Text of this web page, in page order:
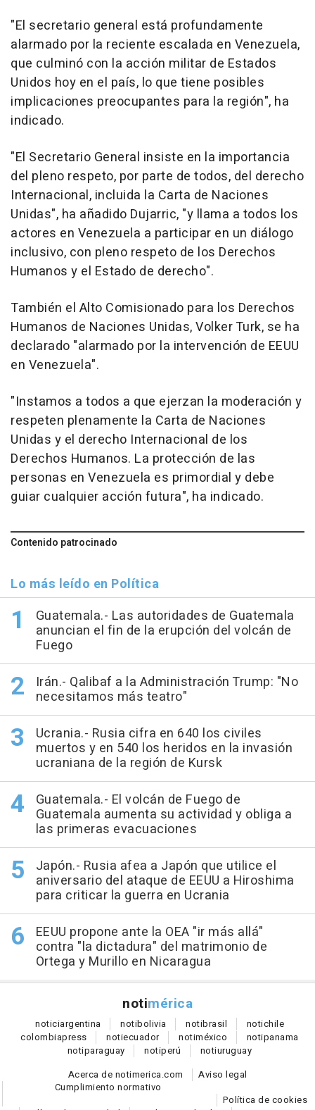
"El secretario general está profundamente
alarmado por la reciente escalada en Venezuela,
que culminó con la acción militar de Estados
Unidos hoy en el país, lo que tiene posibles
implicaciones preocupantes para la región", ha
indicado.
"El Secretario General insiste en la importancia
del pleno respeto, por parte de todos, del derecho
Internacional, incluida la Carta de Naciones
Unidas", ha añadido Dujarric, "y llama a todos los
actores en Venezuela a participar en un diálogo
inclusivo, con pleno respeto de los Derechos
Humanos y el Estado de derecho".
También el Alto Comisionado para los Derechos
Humanos de Naciones Unidas, Volker Turk, se ha
declarado "alarmado por la intervención de EEUU
en Venezuela".
"Instamos a todos a que ejerzan la moderación y
respeten plenamente la Carta de Naciones
Unidas y el derecho Internacional de los
Derechos Humanos. La protección de las
personas en Venezuela es primordial y debe
guiar cualquier acción futura", ha indicado.
Contenido patrocinado
Lo más leído en Política
Guatemala.- Las autoridades de Guatemala
anuncian el fin de la erupción del volcán de
Fuego
Irán.- Qalibaf a la Administración Trump: "No
necesitamos más teatro"
Ucrania.- Rusia cifra en 640 los civiles
muertos y en 540 los heridos en la invasión
ucraniana de la región de Kursk
Guatemala.- El volcán de Fuego de
Guatemala aumenta su actividad y obliga a
las primeras evacuaciones
Japón.- Rusia afea a Japón que utilice el
aniversario del ataque de EEUU a Hiroshima
para criticar la guerra en Ucrania
EEUU propone ante la OEA "ir más allá"
contra "la dictadura" del matrimonio de
Ortega y Murillo en Nicaragua
notimérica
noticiargentina notibolivia notibrasil notichile
colombiapress notiecuador notiméxico notipanama
notiparaguay notiperú notiuruguay
Acerca de notimerica.com
Aviso legal
Cumplimiento normativo
Política de cookies